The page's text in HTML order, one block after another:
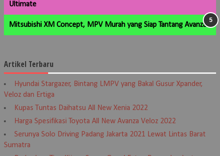
Ultimate
Mitsubishi XM Concept, MPV Murah yang Siap Tantang Avanza
Artikel Terbaru
Hyundai Stargazer, Bintang LMPV yang Bakal Gusur Xpander,
Veloz dan Ertiga
Kupas Tuntas Daihatsu All New Xenia 2022
Harga Spesifikasi Toyota All New Avanza Veloz 2022
Serunya Solo Driving Padang Jakarta 2021 Lewat Lintas Barat
Sumatra